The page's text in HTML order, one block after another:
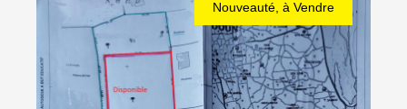
Nouveauté, à Vendre